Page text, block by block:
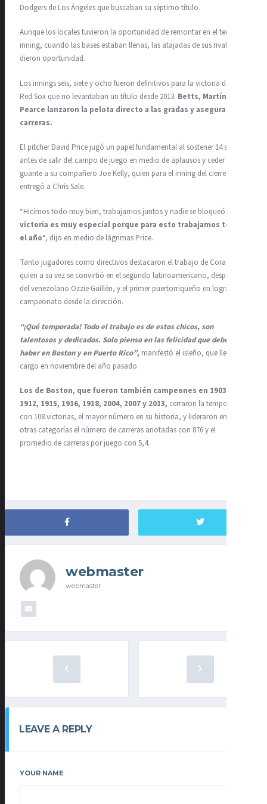
Dodgers de Los Ángeles que buscaban su séptimo título.
Aunque los locales tuvieron la oportunidad de remontar en el tercer
inning, cuando las bases estaban llenas, las atajadas de sus rivales no
dieron oportunidad.
Los innings seis, siete y ocho fueron definitivos para la victoria de los
Red Sox que no levantaban un título desde 2013. Betts, Martínez y
Pearce lanzaron la pelota directo a las gradas y aseguraron
carreras.
El pitcher David Price jugó un papel fundamental al sostener 14 strikes
antes de salir del campo de juego en medio de aplausos y ceder el
guante a su compañero Joe Kelly, quien para el inning del cierre se lo
entregó a Chris Sale.
“Hicimos todo muy bien, trabajamos juntos y nadie se bloqueó.
victoria es muy especial porque para esto trabajamos todo
el año“, dijo en medio de lágrimas Price.
Tanto jugadores como directivos destacaron el trabajo de Cora,
quien a su vez se convirtió en el segundo latinoamericano, después
del venezolano Ozzie Guillén, y el primer puertorriqueño en lograr el
campeonato desde la dirección.
“¡Qué temporada! Todo el trabajo es de estos chicos, son
talentosos y dedicados. Solo pienso en las felicidad que debe
haber en Boston y en Puerto Rico”, manifestó el isleño, que llegó al
cargo en noviembre del año pasado.
Los de Boston, que fueron también campeones en 1903,
1912, 1915, 1916, 1918, 2004, 2007 y 2013, cerraron la temporada
con 108 victorias, el mayor número en su historia, y lideraron entre
otras categorías el número de carreras anotadas con 876 y el
promedio de carreras por juego con 5,4.
webmaster
webmaster
LEAVE A REPLY
YOUR NAME